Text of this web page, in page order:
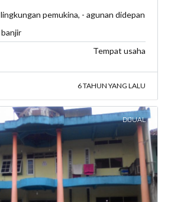
pemukina, - agunan didepan
banjir
Tempat usaha
6 TAHUN YANG LALU
DIJUAL